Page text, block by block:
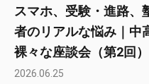
スマホ、受験・進路
者のリアルな悩み｜中
裸々な座談会（第2回）
2026.06.25